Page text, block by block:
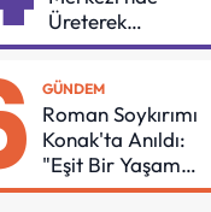
Üreterek
Güçleniyorlar
GÜNDEM
Roman Soykırımı
Konak'ta Anıldı:
"Eşit Bir Yaşam
İçin Mücadeleyi